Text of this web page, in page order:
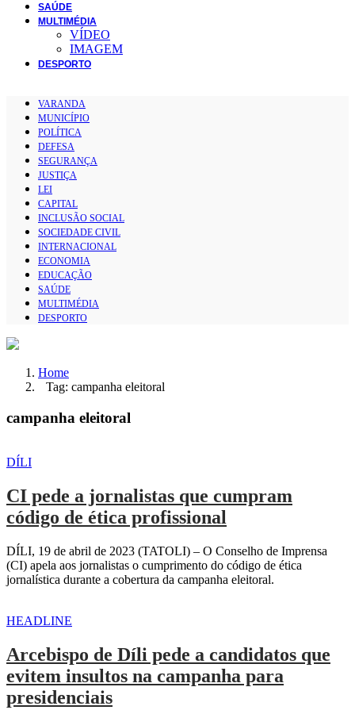
SAÚDE
MULTIMÉDIA
VÍDEO
IMAGEM
DESPORTO
VARANDA
MUNICÍPIO
POLÍTICA
DEFESA
SEGURANÇA
JUSTIÇA
LEI
CAPITAL
INCLUSÃO SOCIAL
SOCIEDADE CIVIL
INTERNACIONAL
ECONOMIA
EDUCAÇÃO
SAÚDE
MULTIMÉDIA
DESPORTO
Home
Tag: campanha eleitoral
campanha eleitoral
DÍLI
CI pede a jornalistas que cumpram
código de ética profissional
DÍLI, 19 de abril de 2023 (TATOLI) – O Conselho de Imprensa
(CI) apela aos jornalistas o cumprimento do código de ética
jornalística durante a cobertura da campanha eleitoral.
HEADLINE
Arcebispo de Díli pede a candidatos que
evitem insultos na campanha para
presidenciais